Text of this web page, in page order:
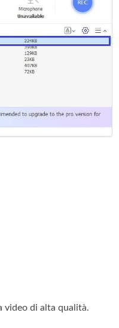
video di alta qualità.